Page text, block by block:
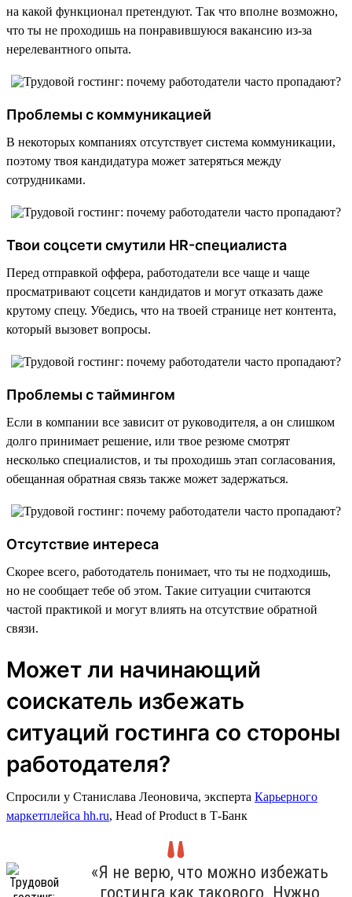
на какой функционал претендуют. Так что вполне возможно,
что ты не проходишь на понравившуюся вакансию из-за
нерелевантного опыта.
Проблемы с коммуникацией
В некоторых компаниях отсутствует система коммуникации,
поэтому твоя кандидатура может затеряться между
сотрудниками.
Твои соцсети смутили HR-специалиста
Перед отправкой оффера, работодатели все чаще и чаще
просматривают соцсети кандидатов и могут отказать даже
крутому спецу. Убедись, что на твоей странице нет контента,
который вызовет вопросы.
Проблемы с таймингом
Если в компании все зависит от руководителя, а он слишком
долго принимает решение, или твое резюме смотрят
несколько специалистов, и ты проходишь этап согласования,
обещанная обратная связь также может задержаться.
Отсутствие интереса
Скорее всего, работодатель понимает, что ты не подходишь,
но не сообщает тебе об этом. Такие ситуации считаются
частой практикой и могут влиять на отсутствие обратной
связи.
Может ли начинающий
соискатель избежать
ситуаций гостинга со стороны
работодателя?
Спросили у Станислава Леоновича, эксперта Карьерного
маркетплейса hh.ru, Head of Product в Т-Банк
«Я не верю, что можно избежать
гостинга как такового. Нужно